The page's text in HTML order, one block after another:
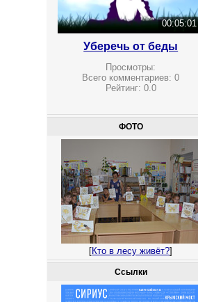
00:05:01
Уберечь от беды
Просмотры:
Всего комментариев:0
Рейтинг: 0.0
ФОТО
[Кто в лесу живёт?]
Ссылки